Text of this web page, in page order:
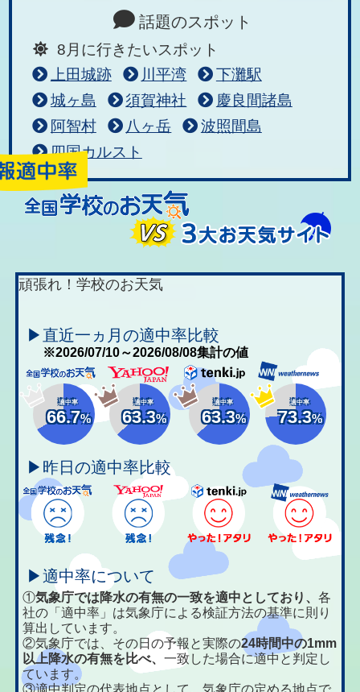
話題のスポット
8月に行きたいスポット
上田城跡
川平湾
下灘駅
城ヶ島
須賀神社
慶良間諸島
阿智村
八ヶ岳
波照間島
四国カルスト
頑張れ！学校のお天気
▶直近一ヵ月の適中率比較
※2026/07/10～2026/08/08集計の値
適中率
66.7%
適中率
63.3%
適中率
63.3%
適中率
73.3%
▶昨日の適中率比較
▶適中率について
①気象庁では降水の有無の一致を適中としており、各
社の「適中率」は気象庁による検証方法の基準に則り
算出しています。
②気象庁では、その日の予報と実際の24時間中の1mm
以上降水の有無を比べ、一致した場合に適中と判定し
ています。